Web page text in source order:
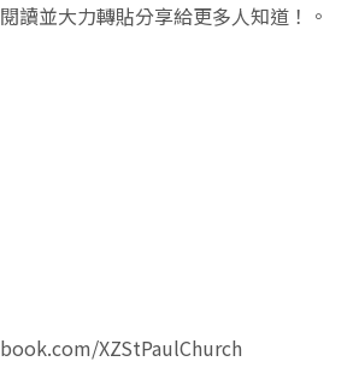
讀並大力轉貼分享給更多人知道！。
XZStPaulChurch